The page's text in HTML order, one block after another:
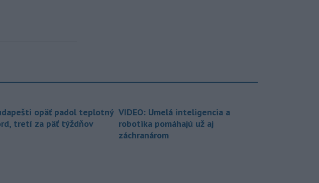
opäť padol teplotný
tretí za päť týždňov
VIDEO: Umelá inteligencia a
robotika pomáhajú už aj
záchranárom